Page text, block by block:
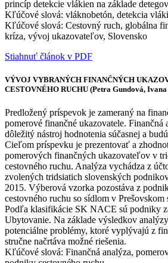
princíp detekcie vlákien na základe
Kľúčové slová: vláknobetón, detekcia
Kľúčové slová: Cestovný ruch, globálna
kríza, vývoj ukazovateľov, Slovensko
Stiahnuť článok v PDF
VÝVOJ VYBRANÝCH FINANČNÝCH
CESTOVNÉHO RUCHU (Petra Gundová,
Predložený príspevok je zameraný na
pomerové finančné ukazovatele. Finančná
dôležitý nástroj hodnotenia súčasnej a
Cieľom príspevku je prezentovať a
pomerových finančných ukazovateľov v
cestovného ruchu. Analýza vychádza z
zvolených tridsiatich slovenských
2015. Výberová vzorka pozostáva z
cestovného ruchu so sídlom v Prešovskom
Podľa klasifikácie SK NACE sú podniky
Ubytovanie. Na základe výsledkov
potenciálne problémy, ktoré vyplývajú z
stručne načrtáva možné riešenia.
Kľúčové slová: Finančná analýza,